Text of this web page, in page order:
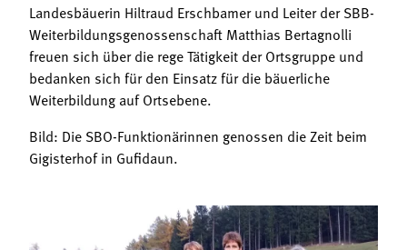
Landesbäuerin Hiltraud Erschbamer und Leiter der SBB-
Weiterbildungsgenossenschaft Matthias Bertagnolli
freuen sich über die rege Tätigkeit der Ortsgruppe und
bedanken sich für den Einsatz für die bäuerliche
Weiterbildung auf Ortsebene.
Bild: Die SBO-Funktionärinnen genossen die Zeit beim
Gigisterhof in Gufidaun.